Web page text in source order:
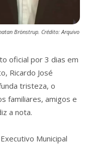
Brönstrup. Crédito: Arquivo
oficial por 3 dias em
Ricardo José
tristeza, o
familiares, amigos e
a nota.
Municipal